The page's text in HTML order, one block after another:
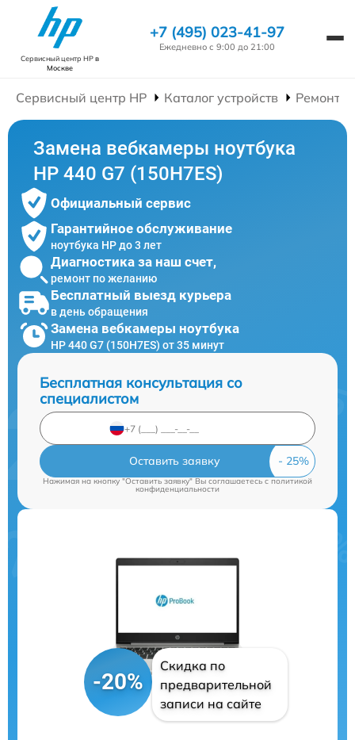
Сервисный центр HPв
Москве
+7 (495) 023-41-97
Ежедневно с 9:00 до 21:00
Сервисный центр HP Каталог устройств Ремонт
Замена вебкамеры ноутбука
HP 440 G7 (150H7ES)
Официальный сервис
Гарантийное обслуживание
ноутбука HP до 3 лет
Диагностика за наш счет,
ремонт по желанию
Бесплатный выезд курьера
в день обращения
Замена вебкамеры ноутбука
HP 440 G7 (150H7ES) от 35 минут
Бесплатная консультация со
специалистом
Оставить заявку
Нажимая на кнопку "Оставить заявку" Вы соглашаетесь cполитикой
конфиденциальности
-20%
Скидка по
предварительной
записи на сайте